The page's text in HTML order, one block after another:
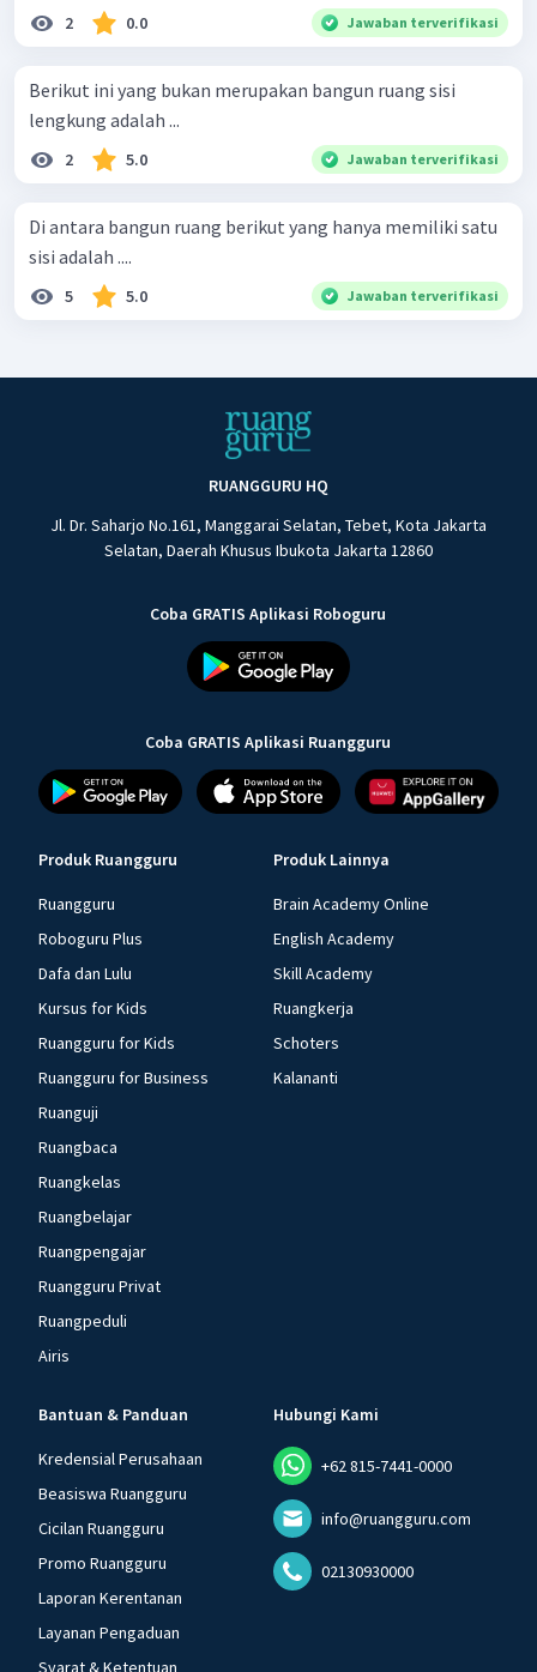
2 0.0 Jawaban terverifikasi
Berikut ini yang bukan merupakan bangun ruang sisi
lengkung adalah ...
2 5.0 Jawaban terverifikasi
Di antara bangun ruang berikut yang hanya memiliki satu
sisi adalah ....
5 5.0 Jawaban terverifikasi
RUANGGURU HQ
Jl. Dr. Saharjo No.161, Manggarai Selatan, Tebet, Kota Jakarta
Selatan, Daerah Khusus Ibukota Jakarta 12860
Coba GRATIS Aplikasi Roboguru
Coba GRATIS Aplikasi Ruangguru
Produk Ruangguru
Ruangguru
Roboguru Plus
Dafa dan Lulu
Kursus for Kids
Ruangguru for Kids
Ruangguru for Business
Ruanguji
Ruangbaca
Ruangkelas
Ruangbelajar
Ruangpengajar
Ruangguru Privat
Ruangpeduli
Airis
Produk Lainnya
Brain Academy Online
English Academy
Skill Academy
Ruangkerja
Schoters
Kalananti
Bantuan & Panduan
Kredensial Perusahaan
Beasiswa Ruangguru
Cicilan Ruangguru
Promo Ruangguru
Laporan Kerentanan
Layanan Pengaduan
Syarat & Ketentuan
Hubungi Kami
+62 815-7441-0000
info@ruangguru.com
02130930000